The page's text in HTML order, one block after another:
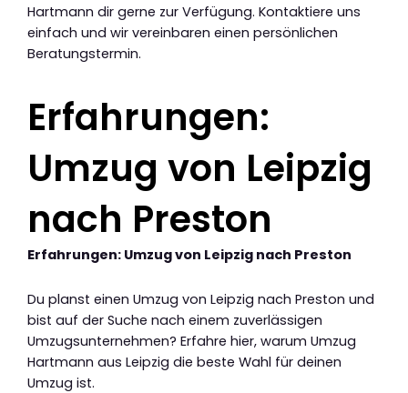
Hartmann dir gerne zur Verfügung. Kontaktiere uns
einfach und wir vereinbaren einen persönlichen
Beratungstermin.
Erfahrungen:
Umzug von Leipzig
nach Preston
Erfahrungen: Umzug von Leipzig nach Preston
Du planst einen Umzug von Leipzig nach Preston und
bist auf der Suche nach einem zuverlässigen
Umzugsunternehmen? Erfahre hier, warum Umzug
Hartmann aus Leipzig die beste Wahl für deinen
Umzug ist.